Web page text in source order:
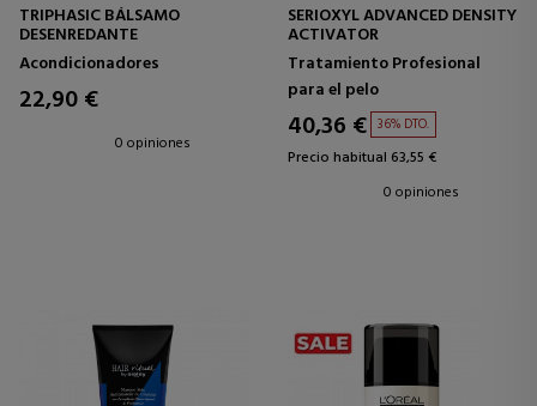
TRIPHASIC BÁLSAMO
DESENREDANTE
Acondicionadores
22,90 €
0 opiniones
SERIOXYL ADVANCED DENSITY
ACTIVATOR
Tratamiento Profesional
para el pelo
40,36 € 36% DTO.
Precio habitual 63,55 €
0 opiniones